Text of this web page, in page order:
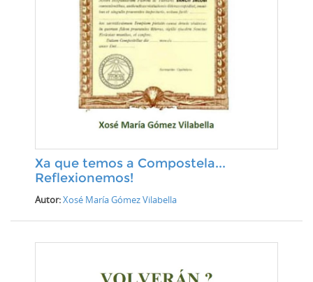
Xa que temos a Compostela...
Reflexionemos!
Autor:Xosé María Gómez Vilabella